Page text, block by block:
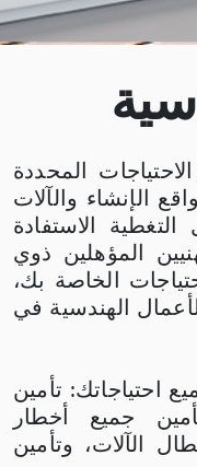
المحددة
الإنشاء والآلات
الاستفادة
المؤهلين ذوي
الخاصة بك،
الهندسية في
جميع احتياجاتك: تأمين
جميع أخطار
الآلات، وتأمين